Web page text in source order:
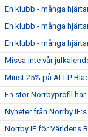
En klubb - många
En klubb - många
En klubb - många
Missa inte vår
Minst 25% på ALLT!
En stor Norrbyprofil har
Nyheter från Norrby
Norrby IF för Världens